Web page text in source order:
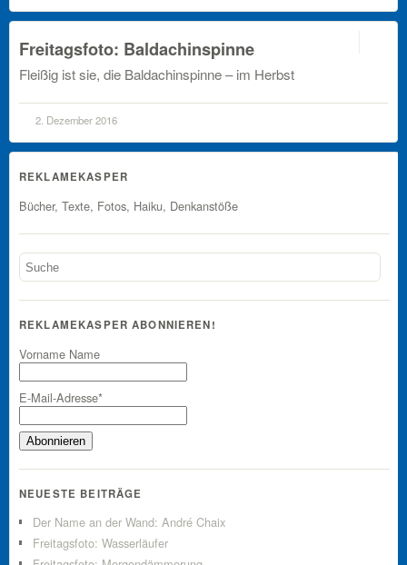
Freitagsfoto: Baldachinspinne
Fleißig ist sie, die Baldachinspinne – im Herbst
2. Dezember 2016
REKLAMEKASPER
Bücher, Texte, Fotos, Haiku, Denkanstöße
REKLAMEKASPER ABONNIEREN!
Vorname Name
E-Mail-Adresse*
NEUESTE BEITRÄGE
Der Name an der Wand: André Chaix
Freitagsfoto: Wasserläufer